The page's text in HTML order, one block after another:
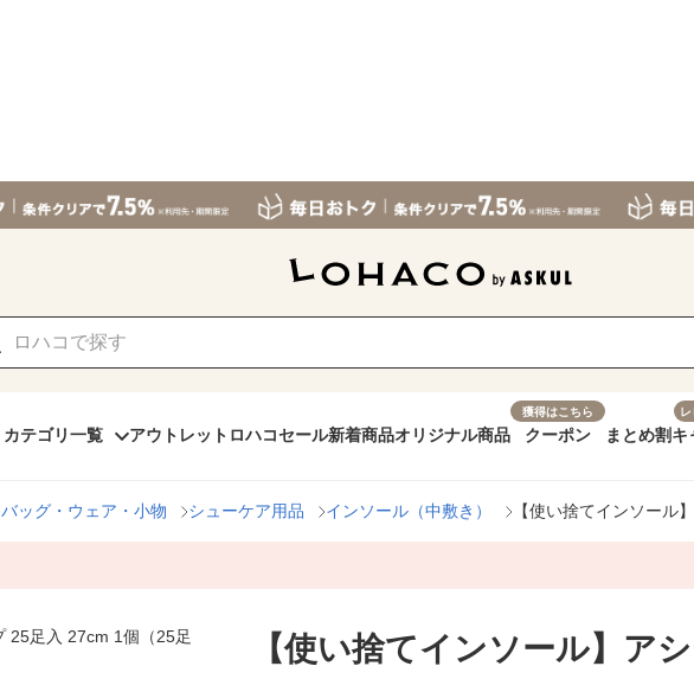
カテゴリ一覧 アウトレット ロハコセール新着商品オリジナル商品
獲得はこちら
クーポン まとめ割キ
バッグ・ウェア・小物 シューケア用品 インソール（中敷き） 【使い捨てインソール
【使い捨てインソール】ア